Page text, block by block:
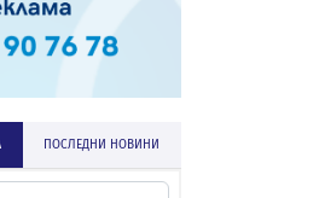
ПОСЛЕДНИ НОВИНИ